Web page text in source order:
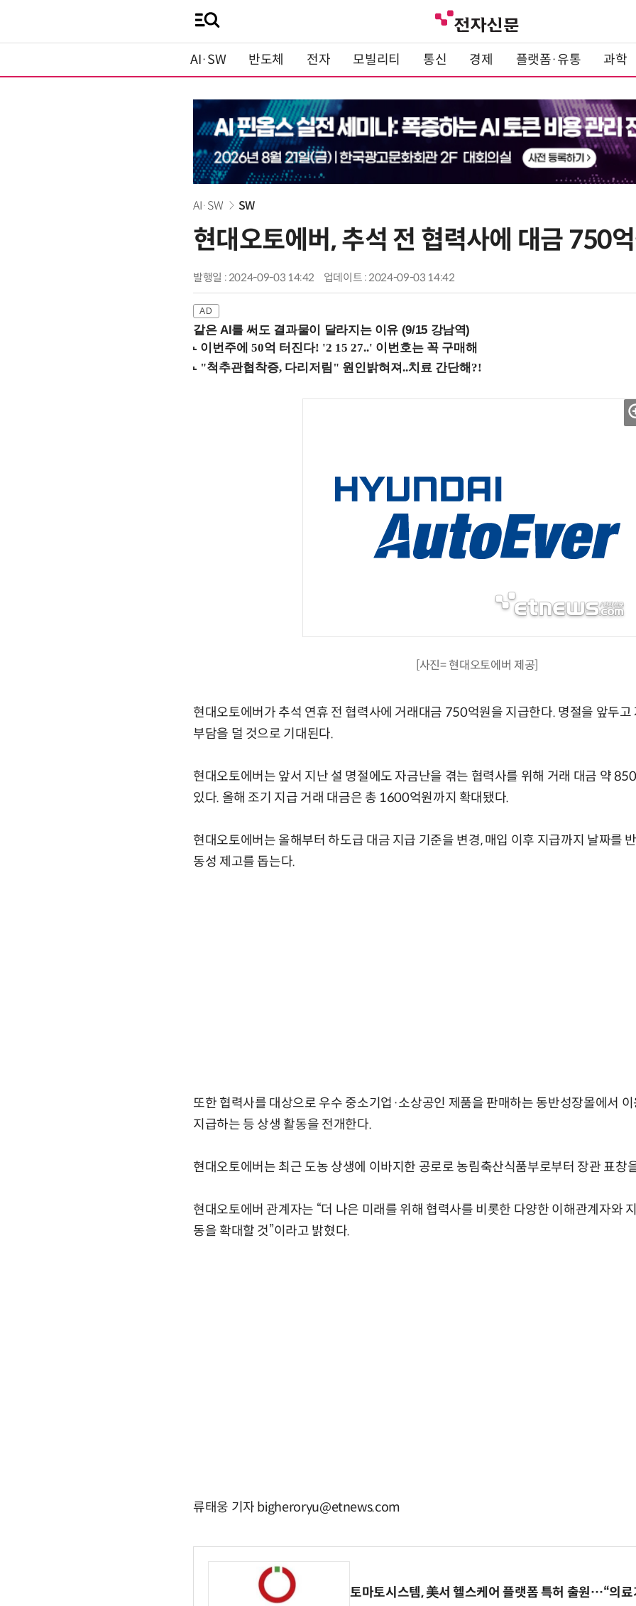
AI·SW 반도체 전자 모빌리티 통신 경제 플랫폼·유통 과학
AI·SW SW
현대오토에버, 추석 전 협력사에 대금 750
발행일 : 2024-09-03 14:42 업데이트 : 2024-09-03 14:42
같은 AI를 써도 결과물이 달라지는 이유 (9/15 강남역)
[사진= 현대오토에버 제공]
현대오토에버가 추석 연휴 전 협력사에 거래대금 750억원을 지급한다. 명절을 앞두고
부담을 덜 것으로 기대된다.
현대오토에버는 앞서 지난 설 명절에도 자금난을 겪는 협력사를 위해 거래 대금 약
있다. 올해 조기 지급 거래 대금은 총 1600억원까지 확대됐다.
현대오토에버는 올해부터 하도급 대금 지급 기준을 변경, 매입 이후 지급까지 날짜를
동성 제고를 돕는다.
또한 협력사를 대상으로 우수 중소기업·소상공인 제품을 판매하는 동반성장몰에서
지급하는 등 상생 활동을 전개한다.
현대오토에버는 최근 도농 상생에 이바지한 공로로 농림축산식품부로부터 장관 표창
현대오토에버 관계자는 “더 나은 미래를 위해 협력사를 비롯한 다양한 이해관계자와
동을 확대할 것”이라고 밝혔다.
류태웅 기자 bigheroryu@etnews.com
토마토시스템, 美서 헬스케어 플랫폼 특허 출원…“의